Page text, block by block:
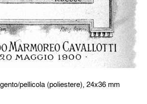
pellicola (poliestere), 24x36 mm